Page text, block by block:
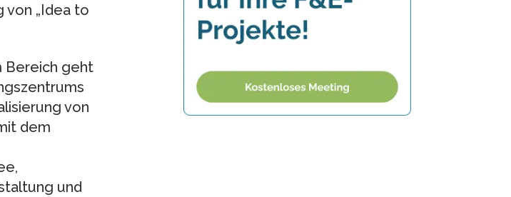
von „Idea to
Bereich geht
von
dem
und